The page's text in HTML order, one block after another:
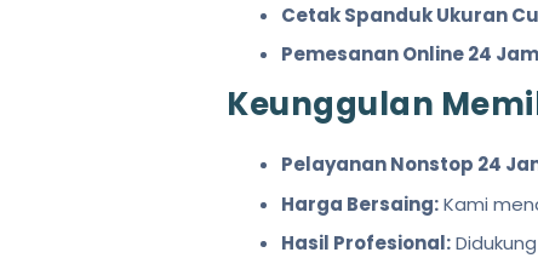
Cetak Spanduk Ukuran
Pemesanan Online 24
Keunggulan
Pelayanan Nonstop 24
Harga Bersaing:Kami
Hasil Profesional: